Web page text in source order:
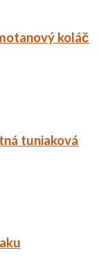
koláč
tuniaková